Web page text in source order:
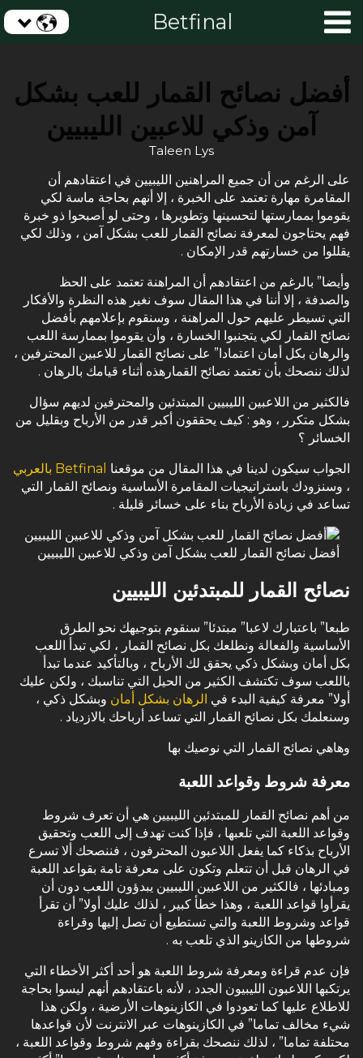
Betfinal
أفضل نصائح القمار للعب بشكل
آمن وذكي للاعبين الليبيين
Taleen Lys
على الرغم من أن جميع المراهنين الليبيين في اعتقادهم أن
المقامرة مهارة تعتمد على الخبرة ، إلا أنهم بحاجة ماسة لكي
يقوموا بممارستها لتحسينها وتطويرها ، وحتى لو أصبحوا ذو خبرة
فهم يحتاجون لمعرفة نصائح القمار للعب بشكل آمن ، وذلك لكي
يقللوا من خسارتهم قدر الإمكان .
وأيضا” بالرغم من اعتقادهم أن المراهنة تعتمد على الحظ
والصدفة ، إلا أننا في هذا المقال سوف نغير هذه النظرة والأفكار
التي تسيطر عليهم حول المراهنة ، وسنقوم بإعلامهم بأفضل
نصائح القمار لكي يتجنبوا الخسارة ، وأن يقوموا بممارسة اللعب
والرهان بكل أمان اعتمادا” على نصائح القمار للاعبين المحترفين ،
لذلك ننصحك بأن تعتمد نصائح القمارهذه أثناء قيامك بالرهان .
فالكثير من اللاعبين الليبيين المبتدئين والمحترفين لديهم سؤال
بشكل متكرر ، وهو : كيف يحققون أكبر قدر من الأرباح وبقليل من
الخسائر ؟
الجواب سيكون لدينا في هذا المقال من موقعنا Betfinal بالعربي
، وسنزودك باستراتيجيات المقامرة الأساسية ونصائح القمار التي
تساعد في زيادة الأرباح بناء على خسائر قليلة .
أفضل نصائح القمار للعب بشكل آمن وذكي للاعبين الليبيين
نصائح القمار للمبتدئين الليبيين
طبعا” باعتبارك لاعبا” مبتدئا” سنقوم بتوجيهك نحو الطرق
الأساسية والفعالة ونطلعك بكل نصائح القمار ، لكي تبدأ اللعب
بكل أمان وبشكل ذكي يحقق لك الأرباح ، وبالتأكيد عندما تبدأ
باللعب سوف تكتشف الكثير من الحيل التي تناسبك ، ولكن عليك
أولا” معرفة كيفية البدء في الرهان بشكل أمان وبشكل ذكي ،
وسنعلمك بكل نصائح القمار التي تساعد أرباحك بالازدياد .
وهاهي نصائح القمار التي نوصيك بها
معرفة شروط وقواعد اللعبة
من أهم نصائح القمار للمبتدئين الليبيين هي أن تعرف شروط
وقواعد اللعبة التي تلعبها ، فإذا كنت تهدف إلى اللعب وتحقيق
الأرباح بذكاء كما يفعل اللاعبون المحترفون ، فننصحك ألا تسرع
في الرهان قبل أن تتعلم وتكون على معرفة تامة بقواعد اللعبة
ومبادئها ، فالكثير من اللاعبين الليبيين يبدؤون اللعب دون أن
يقرأوا قواعد اللعبة ، وهذا خطأ كبير ، لذلك عليك أولا” أن تقرأ
قواعد وشروط اللعبة والتي تستطيع أن تصل إليها وقراءة
شروطها من الكازينو الذي تلعب به .
فإن عدم قراءة ومعرفة شروط اللعبة هو أحد أكثر الأخطاء التي
يرتكبها اللاعبون الليبيون الجدد ، لأنه باعتقادهم أنهم ليسوا بحاجة
للاطلاع عليها كما تعودوا في الكازينوهات الأرضية ، ولكن هذا
شيء مخالف تماما” في الكازينوهات عبر الانترنت لأن قواعدها
محتلفة تماما” ، لذلك ننصحك بقراءة وفهم شروط وقواعد اللعبة ،